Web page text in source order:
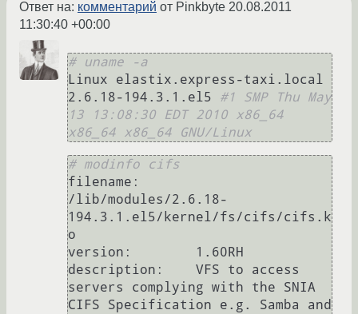
Ответ на: комментарий от Pinkbyte 20.08.2011
11:30:40 +00:00
# uname -a
Linux elastix.express-taxi.local
2.6.18-194.3.1.el5 #1 SMP Thu May
13 13:08:30 EDT 2010 x86_64
x86_64 x86_64 GNU/Linux
# modinfo cifs
filename:
/lib/modules/2.6.18-
194.3.1.el5/kernel/fs/cifs/cifs.k
o
version:        1.60RH
description:    VFS to access
servers complying with the SNIA
CIFS Specification e.g. Samba and